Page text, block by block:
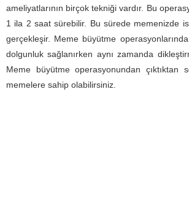
ameliyatlarının birçok tekniği vardır. Bu
1 ila 2 saat sürebilir. Bu sürede memenizde
gerçekleşir. Meme büyütme
dolgunluk sağlanırken aynı zamanda
Meme büyütme operasyonundan çıktıktan
memelere sahip olabilirsiniz.